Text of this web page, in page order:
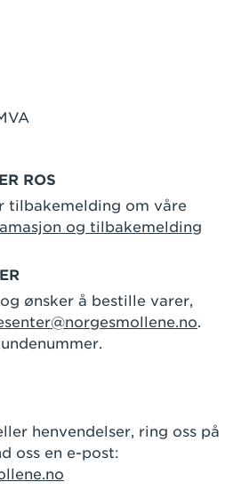
ROS
tilbakemelding om våre
og tilbakemelding
ønsker å bestille varer,
.
henvendelser, ring oss på
oss en e-post: